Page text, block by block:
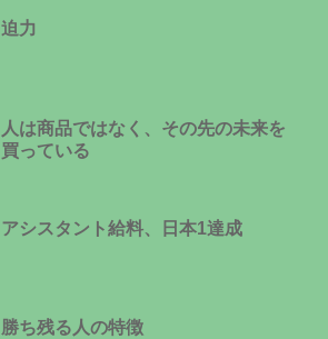
迫力
人は商品ではなく、その先の未来を
買っている
アシスタント給料、日本1達成
勝ち残る人の特徴